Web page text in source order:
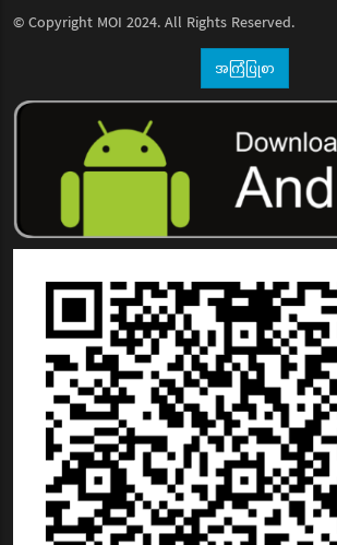
© Copyright MOI 2024. All Rights Reserved.
အကြံပြုစာ